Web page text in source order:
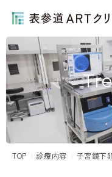
TOP 診療内容 子宮鏡下